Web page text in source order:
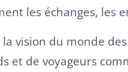
les échanges, les
vision du monde
et de voyageurs